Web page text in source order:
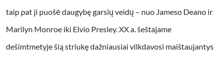
taip pat ji puošė daugybę garsių veidų – nuo Jameso Deano ir
Marilyn Monroe iki Elvio Presley. XX a. šeštajame
dešimtmetyje šią striukę dažniausiai vilkdavosi maištaujantys